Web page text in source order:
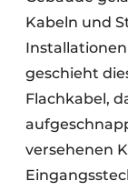
Kabeln und
geschieht
Flachkabel,
versehenen